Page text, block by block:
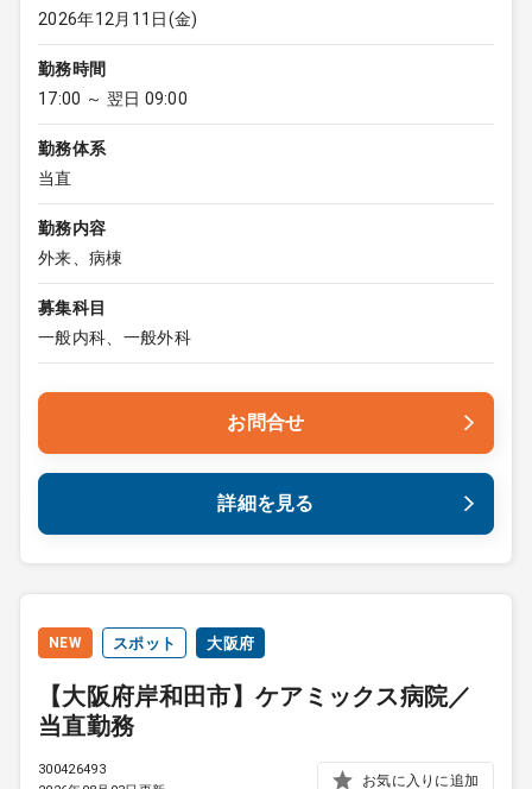
2026年12月11日(金)
勤務時間
17:00 ～ 翌日 09:00
勤務体系
当直
勤務内容
外来、病棟
募集科目
一般内科、一般外科
お問合せ
詳細を見る
NEW スポット 大阪府
【大阪府岸和田市】ケアミックス病院／
当直勤務
300426493
お気に入りに追加